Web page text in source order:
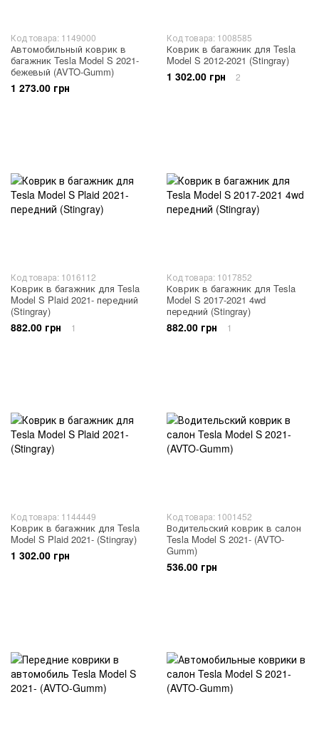
Код товара: 1149000
Автомобильный коврик в
багажник Tesla Model S 2021-
бежевый (AVTO-Gumm)
1 273.00 грн
Код товара: 1008585
Коврик в багажник для Tesla
Model S 2012-2021 (Stingray)
1 302.00 грн 2
Код товара: 1016112
Коврик в багажник для Tesla
Model S Plaid 2021- передний
(Stingray)
882.00 грн 1
Код товара: 1017852
Коврик в багажник для Tesla
Model S 2017-2021 4wd
передний (Stingray)
882.00 грн 1
Код товара: 1144449
Коврик в багажник для Tesla
Model S Plaid 2021- (Stingray)
1 302.00 грн
Код товара: 1001452
Водительский коврик в салон
Tesla Model S 2021- (AVTO-
Gumm)
536.00 грн